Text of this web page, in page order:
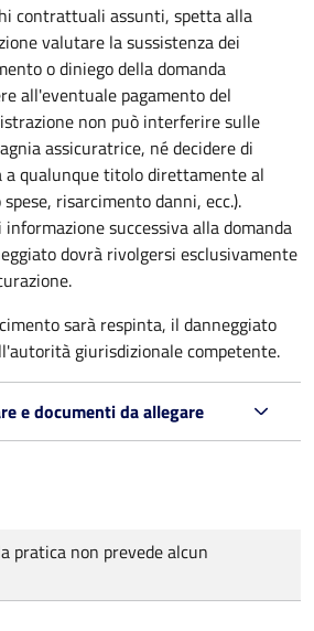
contrattuali assunti, spetta alla
valutare la sussistenza dei
o diniego della domanda
all'eventuale pagamento del
non può interferire sulle
assicuratrice, né decidere di
a qualunque titolo direttamente al
risarcimento danni, ecc.).
successiva alla domanda
dovrà rivolgersi esclusivamente
sarà respinta, il danneggiato
giurisdizionale competente.
e documenti da allegare
pratica non prevede alcun